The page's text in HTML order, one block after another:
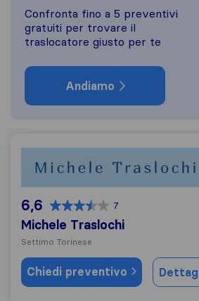
Confronta fino a 5 preventivi
gratuiti per trovare il
traslocatore giusto per te
Andiamo
6,6 7
Michele Traslochi
Settimo Torinese
Chiedi preventivo